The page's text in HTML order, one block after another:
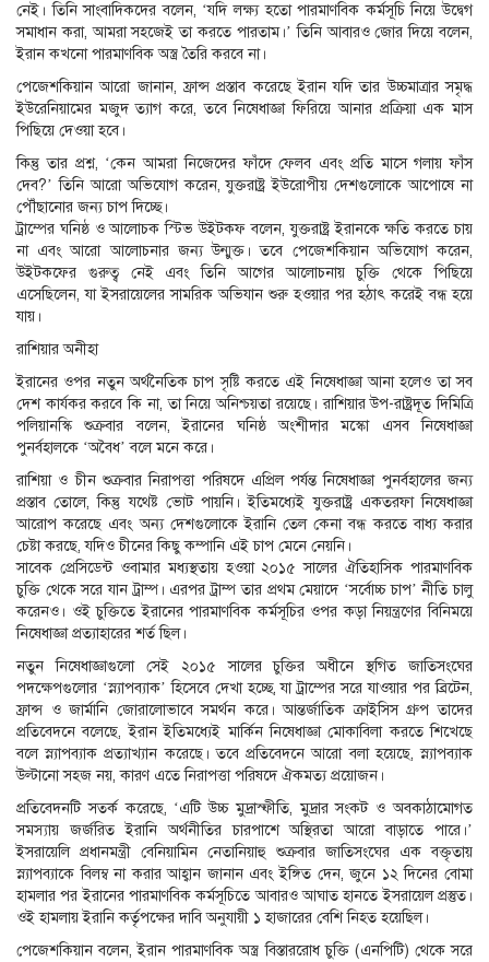
নেই। তিনি সাংবাদিকদের বলেন, ‘যদি লক্ষ্য হতো পারমাণবিক কর্মসূচি নিয়ে উদ্বেগ
সমাধান করা, আমরা সহজেই তা করতে পারতাম।’ তিনি আবারও জোর দিয়ে বলেন,
ইরান কখনো পারমাণবিক অস্ত্র তৈরি করবে না।
পেজেশকিয়ান আরো জানান, ফ্রান্স প্রস্তাব করেছে ইরান যদি তার উচ্চমাত্রার সমৃদ্ধ
ইউরেনিয়ামের মজুদ ত্যাগ করে, তবে নিষেধাজ্ঞা ফিরিয়ে আনার প্রক্রিয়া এক মাস
পিছিয়ে দেওয়া হবে।
কিন্তু তার প্রশ্ন, ‘কেন আমরা নিজেদের ফাঁদে ফেলব এবং প্রতি মাসে গলায় ফাঁস
দেব?’ তিনি আরো অভিযোগ করেন, যুক্তরাষ্ট্র ইউরোপীয় দেশগুলোকে আপোষে না
পৌঁছানোর জন্য চাপ দিচ্ছে।
ট্রাম্পের ঘনিষ্ঠ ও আলোচক স্টিভ উইটকফ বলেন, যুক্তরাষ্ট্র ইরানকে ক্ষতি করতে চায়
না এবং আরো আলোচনার জন্য উন্মুক্ত। তবে পেজেশকিয়ান অভিযোগ করেন,
উইটকফের গুরুত্ব নেই এবং তিনি আগের আলোচনায় চুক্তি থেকে পিছিয়ে
এসেছিলেন, যা ইসরায়েলের সামরিক অভিযান শুরু হওয়ার পর হঠাৎ করেই বন্ধ হয়ে
যায়।
রাশিয়ার অনীহা
ইরানের ওপর নতুন অর্থনৈতিক চাপ সৃষ্টি করতে এই নিষেধাজ্ঞা আনা হলেও তা সব
দেশ কার্যকর করবে কি না, তা নিয়ে অনিশ্চয়তা রয়েছে। রাশিয়ার উপ-রাষ্ট্রদূত দিমিত্রি
পলিয়ানস্কি শুক্রবার বলেন, ইরানের ঘনিষ্ঠ অংশীদার মস্কো এসব নিষেধাজ্ঞা
পুনর্বহালকে ‘অবৈধ’ বলে মনে করে।
রাশিয়া ও চীন শুক্রবার নিরাপত্তা পরিষদে এপ্রিল পর্যন্ত নিষেধাজ্ঞা পুনর্বহালের জন্য
প্রস্তাব তোলে, কিন্তু যথেষ্ট ভোট পায়নি। ইতিমধ্যেই যুক্তরাষ্ট্র একতরফা নিষেধাজ্ঞা
আরোপ করেছে এবং অন্য দেশগুলোকে ইরানি তেল কেনা বন্ধ করতে বাধ্য করার
চেষ্টা করছে, যদিও চীনের কিছু কম্পানি এই চাপ মেনে নেয়নি।
সাবেক প্রেসিডেন্ট ওবামার মধ্যস্থতায় হওয়া ২০১৫ সালের ঐতিহাসিক পারমাণবিক
চুক্তি থেকে সরে যান ট্রাম্প। এরপর ট্রাম্প তার প্রথম মেয়াদে ‘সর্বোচ্চ চাপ’ নীতি চালু
করেনও। ওই চুক্তিতে ইরানের পারমাণবিক কর্মসূচির ওপর কড়া নিয়ন্ত্রণের বিনিময়ে
নিষেধাজ্ঞা প্রত্যাহারের শর্ত ছিল।
নতুন নিষেধাজ্ঞাগুলো সেই ২০১৫ সালের চুক্তির অধীনে স্থগিত জাতিসংঘের
পদক্ষেপগুলোর ‘স্ন্যাপব্যাক’ হিসেবে দেখা হচ্ছে, যা ট্রাম্পের সরে যাওয়ার পর ব্রিটেন,
ফ্রান্স ও জার্মানি জোরালোভাবে সমর্থন করে। আন্তর্জাতিক ক্রাইসিস গ্রুপ তাদের
প্রতিবেদনে বলেছে, ইরান ইতিমধ্যেই মার্কিন নিষেধাজ্ঞা মোকাবিলা করতে শিখেছে
বলে স্ন্যাপব্যাক প্রত্যাখ্যান করেছে। তবে প্রতিবেদনে আরো বলা হয়েছে, স্ন্যাপব্যাক
উল্টানো সহজ নয়, কারণ এতে নিরাপত্তা পরিষদে ঐকমত্য প্রয়োজন।
প্রতিবেদনটি সতর্ক করেছে, ‘এটি উচ্চ মুদ্রাস্ফীতি, মুদ্রার সংকট ও অবকাঠামোগত
সমস্যায় জর্জরিত ইরানি অর্থনীতির চারপাশে অস্থিরতা আরো বাড়াতে পারে।’
ইসরায়েলি প্রধানমন্ত্রী বেনিয়ামিন নেতানিয়াহু শুক্রবার জাতিসংঘের এক বক্তৃতায়
স্ন্যাপব্যাকে বিলম্ব না করার আহ্বান জানান এবং ইঙ্গিত দেন, জুনে ১২ দিনের বোমা
হামলার পর ইরানের পারমাণবিক কর্মসূচিতে আবারও আঘাত হানতে ইসরায়েল প্রস্তুত।
ওই হামলায় ইরানি কর্তৃপক্ষের দাবি অনুযায়ী ১ হাজারের বেশি নিহত হয়েছিল।
পেজেশকিয়ান বলেন, ইরান পারমাণবিক অস্ত্র বিস্তাররোধ চুক্তি (এনপিটি) থেকে সরে